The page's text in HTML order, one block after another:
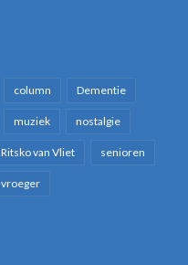
column Dementie
muziek nostalgie
Ritsko van Vliet senioren
vroeger